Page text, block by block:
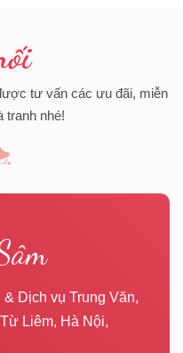
tư vấn các ưu đãi, miễn
tranh nhé!
Dịch vụ Trung Văn,
Liêm, Hà Nội,